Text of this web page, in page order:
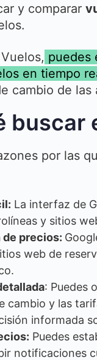
y comparar
puedes
en tiempo
cambio de las
buscar
por las
La interfaz de
y sitios
de precios:
web de
: Puedes
cambio y las
informada
Puedes
notificaciones